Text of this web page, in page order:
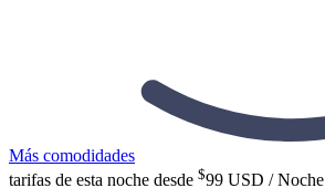
Más comodidades
tarifas de esta noche desde $99 USD / Noche